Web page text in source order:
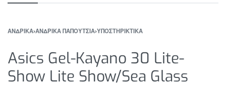
ΑΝΔΡΙΚΑ›ΑΝΔΡΙΚΑ ΠΑΠΟΥΤΣΙΑ›ΥΠΟΣΤΗΡΙΚΤΙΚΑ
Asics Gel-Kayano 30 Lite-
Show Lite Show/Sea Glass